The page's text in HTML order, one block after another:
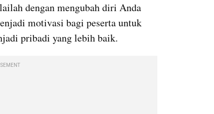
dengan mengubah diri Anda
motivasi bagi peserta untuk
pribadi yang lebih baik.